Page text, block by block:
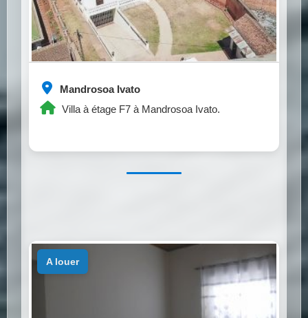
Mandrosoa Ivato
Villa à étage F7 à Mandrosoa Ivato.
a louer